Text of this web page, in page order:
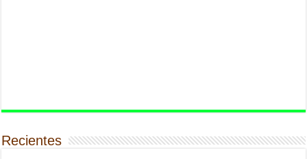
Recientes